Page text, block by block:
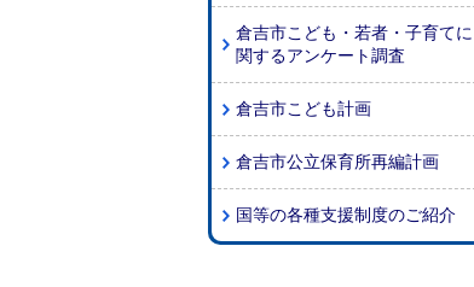
倉吉市こども・若者・子育てに
関するアンケート調査
倉吉市こども計画
倉吉市公立保育所再編計画
国等の各種支援制度のご紹介